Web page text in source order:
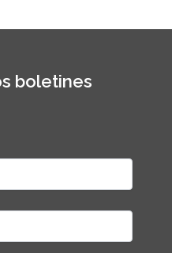
boletines